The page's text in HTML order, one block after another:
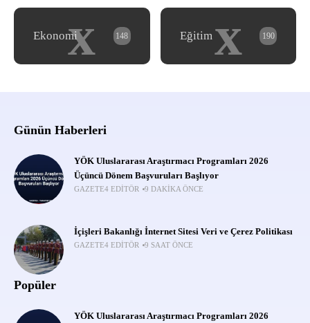
x
Ekonomi 148 x
Eğitim 190
Günün Haberleri
YÖK Uluslararası Araştırmacı Programları 2026
Üçüncü Dönem Başvuruları Başlıyor
GAZETE4 EDITÖR 9 DAKIKA ÖNCE
İçişleri Bakanlığı İnternet Sitesi Veri ve Çerez Politikası
GAZETE4 EDITÖR 9 SAAT ÖNCE
Popüler
YÖK Uluslararası Araştırmacı Programları 2026